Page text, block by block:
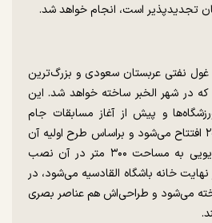
‏تجدیدپذیر است، انجام خواهد شد.
غول نفتی عربستان سعودی و بزرگ‌ترین
در شهر الخبر ساخته خواهد شد. این
و پیش از آغاز مسابقات جام
ملت‌های آسیا در سال ۲۰۲۷ افتتاح می‌شود و براساس طرح اولیه آن
قرار است ‏اسکوربوردی ویدیویی به مساحت ۳۰۰ متر در آن نصب
نهایت خانه باشگاه ‏القادسیه می‌شود، در
می‌شود ‏و طراحی‌اش هم عناصر بصری